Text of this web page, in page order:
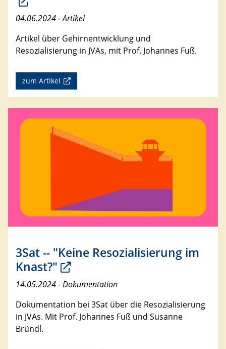
04.06.2024 - Artikel
Artikel über Gehirnentwicklung und
Resozialisierung in JVAs, mit Prof. Johannes Fuß.
zum Artikel
3Sat -- "Keine Resozialisierung im
Knast?"
14.05.2024 - Dokumentation
Dokumentation bei 3Sat über die Resozialisierung
in JVAs. Mit Prof. Johannes Fuß und Susanne
Bründl.